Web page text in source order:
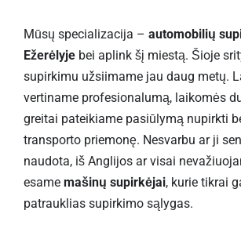
Mūsų specializacija – automobilių
Ežerėlyje bei aplink šį miestą. Šioje
supirkimu užsiimame jau daug metų.
vertiname profesionalumą, laikomės
greitai pateikiame pasiūlymą nupirkti
transporto priemonę. Nesvarbu ar ji
naudota, iš Anglijos ar visai
esame mašinų supirkėjai, kurie tikrai
patrauklias supirkimo sąlygas.